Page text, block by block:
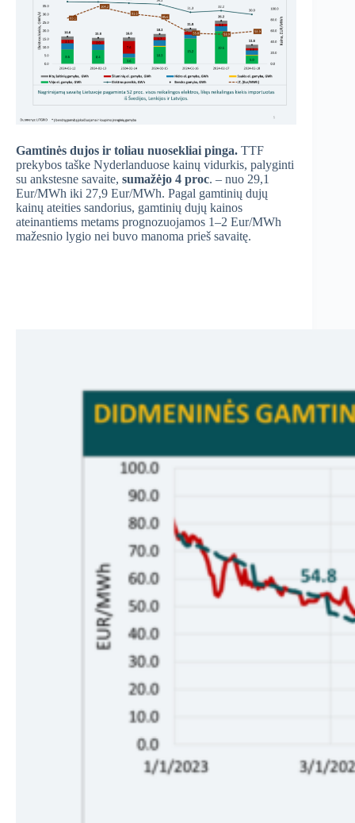
Gamtinės dujos ir toliau nuosekliai pinga. TTF
prekybos taške Nyderlanduose kainų vidurkis, palyginti
su ankstesne savaite, sumažėjo 4 proc. – nuo 29,1
Eur/MWh iki 27,9 Eur/MWh. Pagal gamtinių dujų
kainų ateities sandorius, gamtinių dujų kainos
ateinantiems metams prognozuojamos 1–2 Eur/MWh
mažesnio lygio nei buvo manoma prieš savaitę.